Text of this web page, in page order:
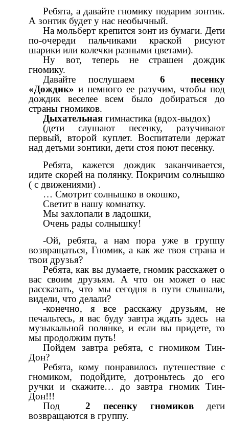
Ребята, а давайте гномику подарим зонтик.
А зонтик будет у нас необычный.
На мольберт крепится зонт из бумаги. Дети
по-очереди пальчиками краской рисуют
шарики или колечки разными цветами).
Ну вот, теперь не страшен дождик
гномику.
Давайте послушаем6 песенку
«Дождик» и немного ее разучим, чтобы под
дождик веселее всем было добираться до
страны гномиков.
Дыхательная гимнастика (вдох-выдох)
(дети слушают песенку, разучивают
первый, второй куплет. Воспитатели держат
над детьми зонтики, дети стоя поют песенку.
Ребята, кажется дождик заканчивается,
идите скорей на полянку. Покричим солнышко
( с движениями) .
… Смотрит солнышко в окошко,
Светит в нашу комнатку.
Мы захлопали в ладошки,
Очень рады солнышку!
-Ой, ребята, а нам пора уже в группу
возвращаться, Гномик, а как же твоя страна и
твои друзья?
Ребята, как вы думаете, гномик расскажет о
вас своим друзьям. А что он может о нас
рассказать, что мы сегодня в пути слышали,
видели, что делали?
-конечно, я все расскажу друзьям, не
печальтесь, я вас буду завтра ждать здесь на
музыкальной полянке, и если вы придете, то
мы продолжим путь!
Пойдем завтра ребята, с гномиком Тин-
Дон?
Ребята, кому понравилось путешествие с
гномиком, подойдите, дотроньтесь до его
ручки и скажите… до завтра гномик Тин-
Дон!!!
Под2 песенку гномиков дети
возвращаются в группу.